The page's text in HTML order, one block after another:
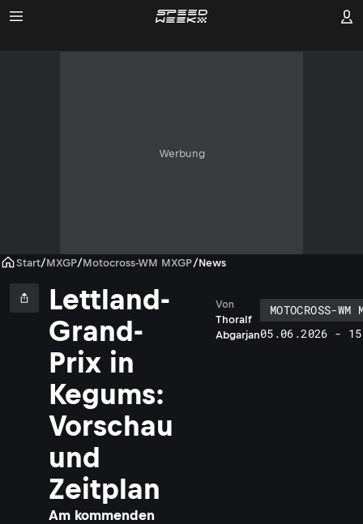
Werbung
Start/MXGP/Motocross-WM MXGP/News
Lettland-
Grand-
Prix in
Kegums:
Vorschau
und
Zeitplan
Am kommenden
Thoralf
Abgarjan
Von
MOTOCROSS-WM
05.06.2026 -